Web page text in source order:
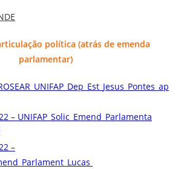
política (atrás de emenda
parlamentar)
– UNIFAP_Solic_Emend_Parlamenta
–